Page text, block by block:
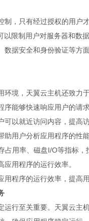
制，只有经过授权的用
限制用户对服务器和数
数据安全和身份验证等
环境，天翼云主机还致力
序能够快速响应用户的
可以就近访问内容，提高
助用户分析应用程序的
占用率、磁盘I/O等指标
用程序的运行效率。
用程序的运行效率，提高
运行至关重要。天翼云主